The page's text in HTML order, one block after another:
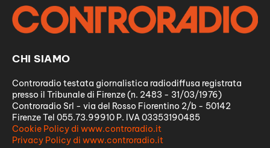
CHI SIAMO
Controradio testata giornalistica radiodiffusa registrata
presso il Tribunale di Firenze (n. 2483 - 31/03/1976)
Controradio Srl - via del Rosso Fiorentino 2/b - 50142
Firenze Tel 055.73.99910 P. IVA 03353190485
Cookie Policy di www.controradio.it
Privacy Policy di www.controradio.it